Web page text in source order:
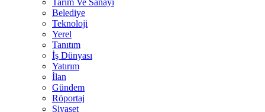
Tarım Ve Sanayi
Belediye
Teknoloji
Yerel
Tanıtım
İş Dünyası
Yatırım
İlan
Gündem
Röportaj
Siyaset